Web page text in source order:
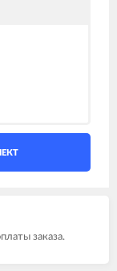
заказа.